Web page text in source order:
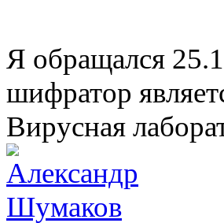
Я обращался
шифратор
Вирусная